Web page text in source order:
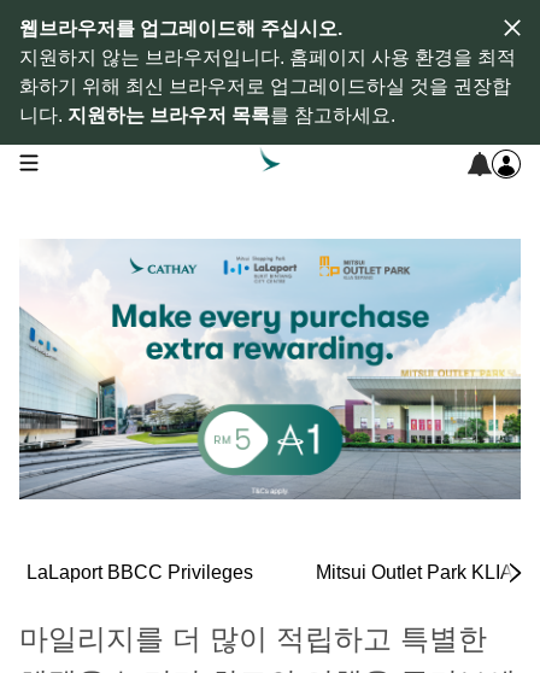
웹브라우저를 업그레이드해 주십시오.
지원하지 않는 브라우저입니다. 홈페이지 사용 환경을 최적
화하기 위해 최신 브라우저로 업그레이드하실 것을 권장합
니다. 지원하는 브라우저 목록를 참고하세요.
open navigation menu
LaLaport BBCC Privileges Mitsui Outlet Park KLIA
마일리지를 더 많이 적립하고 특별한